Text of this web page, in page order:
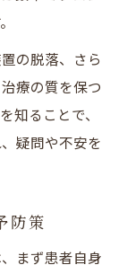
の脱落、さら
療の質を保つ
知ることで、
疑問や不安を
防策
まず患者自身